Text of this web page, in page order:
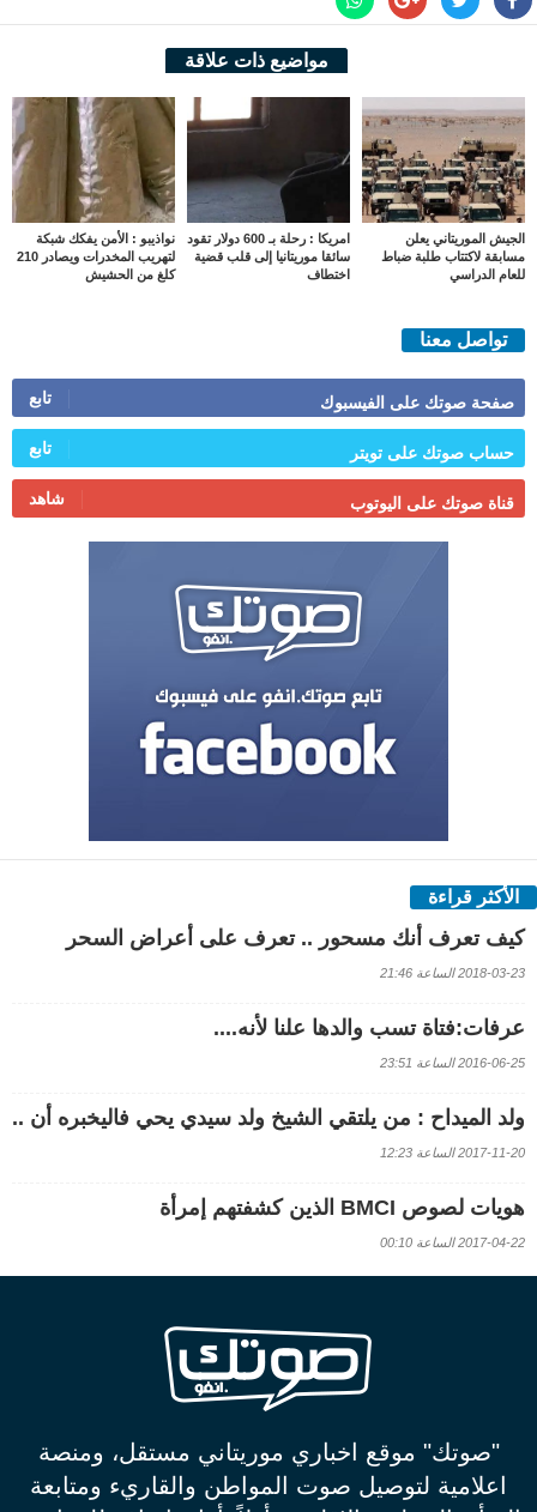
مواضيع ذات علاقة
الجيش الموريتاني يعلن
مسابقة لاكتتاب طلبة ضباط
للعام الدراسي
امريكا : رحلة بـ 600 دولار تقود
سائقا موريتانيا إلى قلب قضية
اختطاف
نواذيبو : الأمن يفكك شبكة
لتهريب المخدرات ويصادر 210
كلغ من الحشيش
تواصل معنا
صفحة صوتك على الفيسبوك تابع
حساب صوتك على تويتر تابع
قناة صوتك على اليوتوب شاهد
الأكثر قراءة
كيف تعرف أنك مسحور .. تعرف على أعراض السحر
2018-03-23 الساعة 21:46
عرفات:فتاة تسب والدها علنا لأنه....
2016-06-25 الساعة 23:51
ولد الميداح : من يلتقي الشيخ ولد سيدي يحي فاليخبره أن ..
2017-11-20 الساعة 12:23
هويات لصوص BMCI الذين كشفتهم إمرأة
2017-04-22 الساعة 00:10
"صوتك" موقع اخباري موريتاني مستقل، ومنصة
اعلامية لتوصيل صوت المواطن والقاريء ومتابعة